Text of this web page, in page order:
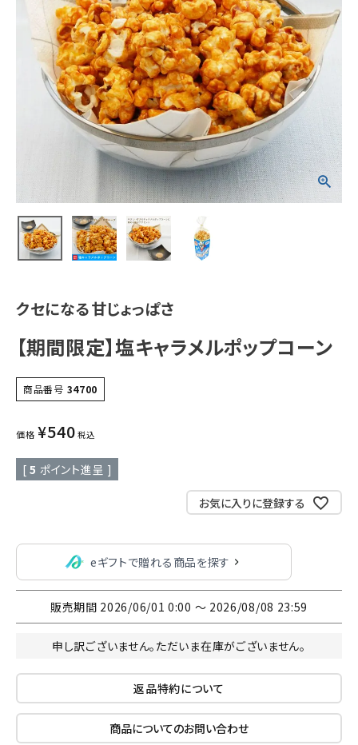
クセになる甘じょっぱさ
【期間限定】塩キャラメルポップコーン
商品番号 34700
価格 ¥540 税込
[ 5 ポイント進呈 ]
お気に入りに登録する
eギフトで贈れる商品を探す
販売期間 2026/06/01 0:00 〜 2026/08/08 23:59
申し訳ございません。ただいま在庫がございません。
返品特約について
商品についてのお問い合わせ